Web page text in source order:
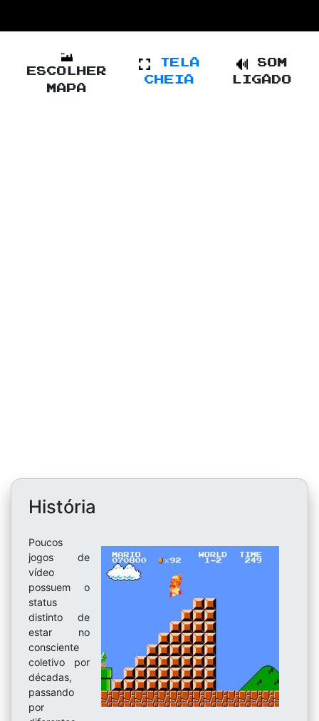
ESCOLHER
MAPA
TELA
CHEIA
SOM
LIGADO
História
Poucos
jogos de
vídeo
possuem o
status
distinto de
estar no
consciente
coletivo por
décadas,
passando
por